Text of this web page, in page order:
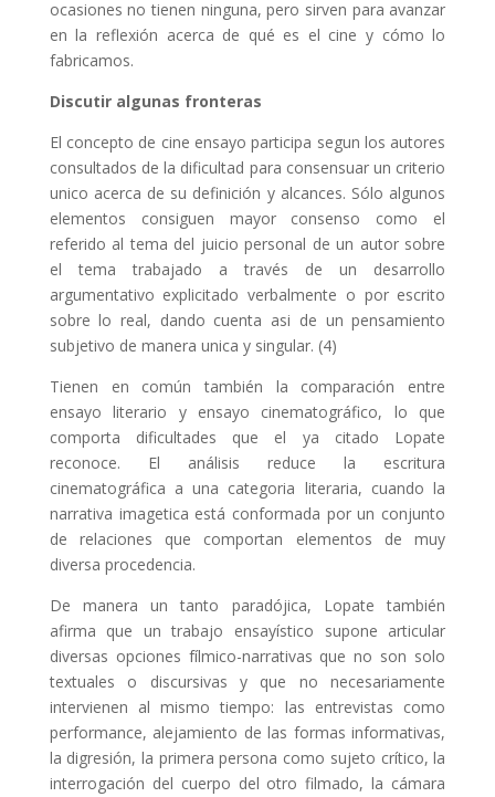
ocasiones no tienen ninguna, pero sirven para avanzar
en la reflexión acerca de qué es el cine y cómo lo
fabricamos.
Discutir algunas fronteras
El concepto de cine ensayo participa segun los autores
consultados de la dificultad para consensuar un criterio
unico acerca de su definición y alcances. Sólo algunos
elementos consiguen mayor consenso como el
referido al tema del juicio personal de un autor sobre
el tema trabajado a través de un desarrollo
argumentativo explicitado verbalmente o por escrito
sobre lo real, dando cuenta asi de un pensamiento
subjetivo de manera unica y singular. (4)
Tienen en común también la comparación entre
ensayo literario y ensayo cinematográfico, lo que
comporta dificultades que el ya citado Lopate
reconoce. El análisis reduce la escritura
cinematográfica a una categoria literaria, cuando la
narrativa imagetica está conformada por un conjunto
de relaciones que comportan elementos de muy
diversa procedencia.
De manera un tanto paradójica, Lopate también
afirma que un trabajo ensayístico supone articular
diversas opciones fílmico-narrativas que no son solo
textuales o discursivas y que no necesariamente
intervienen al mismo tiempo: las entrevistas como
performance, alejamiento de las formas informativas,
la digresión, la primera persona como sujeto crítico, la
interrogación del cuerpo del otro filmado, la cámara